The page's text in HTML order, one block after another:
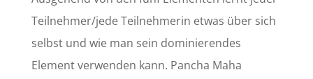
Teilnehmer/jede Teilnehmerin etwas über sich
selbst und wie man sein dominierendes
Element verwenden kann. Pancha Maha